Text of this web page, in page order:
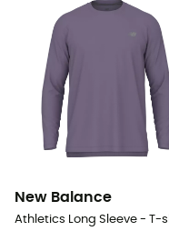
New Balance